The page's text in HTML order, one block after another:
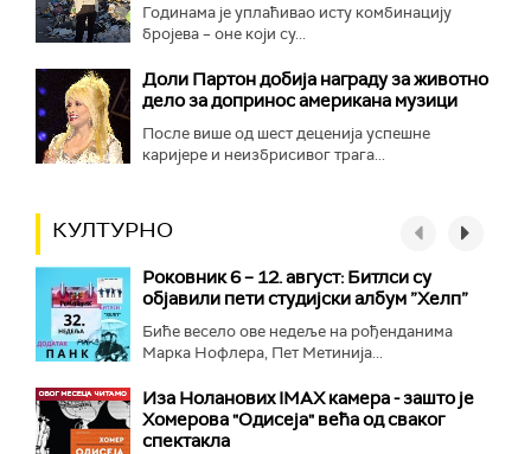
Годинама је уплаћивао исту комбинацију
бројева – оне који су...
Доли Партон добија награду за животно
дело за допринос американа музици
После више од шест деценија успешне
каријере и неизбрисивог трага...
КУЛТУРНО
Роковник 6 – 12. август: Битлси су
објавили пети студијски албум ”Хелп”
Биће весело ове недеље на рођенданима
Марка Нофлера, Пет Метинија...
Иза Ноланових IMAX камера - зашто је
Хомерова "Одисеја" већа од сваког
спектакла